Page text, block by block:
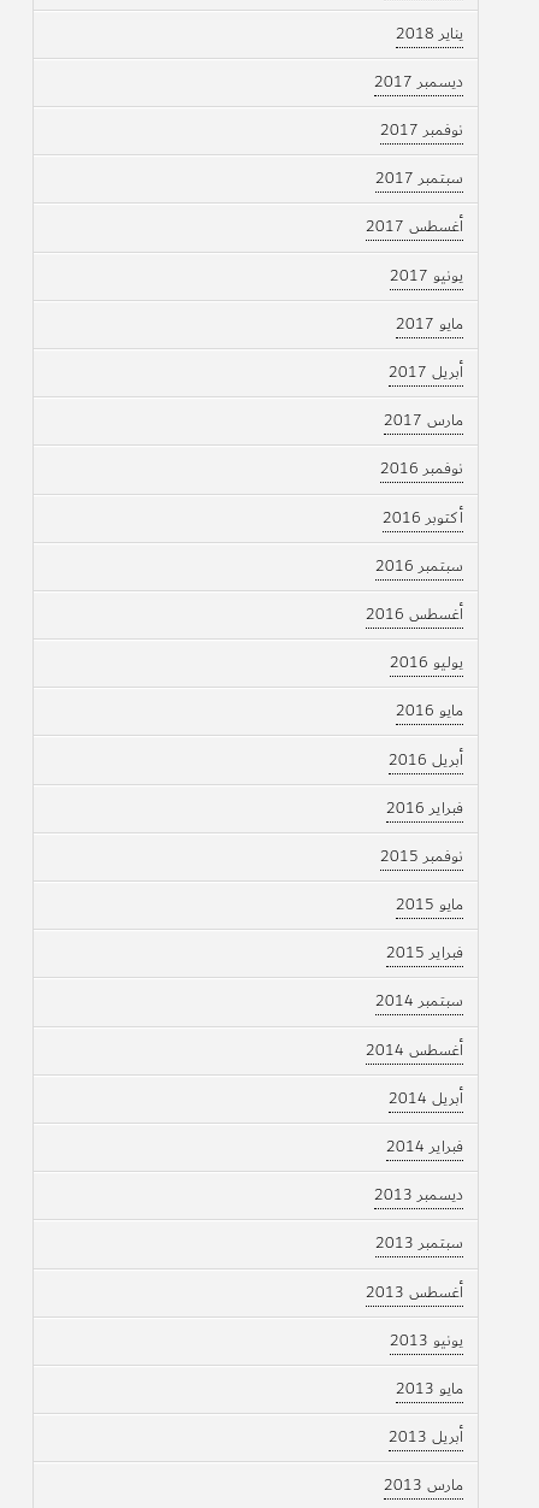
يناير 2018
ديسمبر 2017
نوفمبر 2017
سبتمبر 2017
أغسطس 2017
يونيو 2017
مايو 2017
أبريل 2017
مارس 2017
نوفمبر 2016
أكتوبر 2016
سبتمبر 2016
أغسطس 2016
يوليو 2016
مايو 2016
أبريل 2016
فبراير 2016
نوفمبر 2015
مايو 2015
فبراير 2015
سبتمبر 2014
أغسطس 2014
أبريل 2014
فبراير 2014
ديسمبر 2013
سبتمبر 2013
أغسطس 2013
يونيو 2013
مايو 2013
أبريل 2013
مارس 2013